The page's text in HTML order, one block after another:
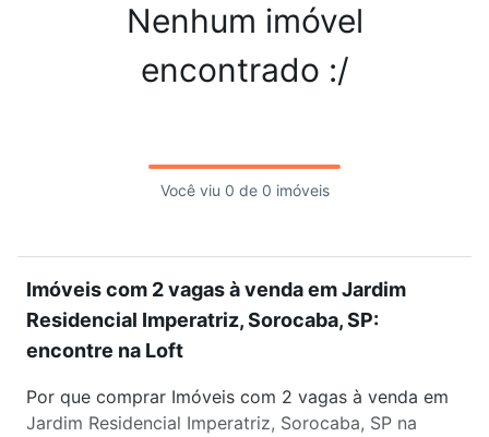
Nenhum imóvel
encontrado :/
Você viu 0 de 0 imóveis
Imóveis com 2 vagas à venda em Jardim
Residencial Imperatriz, Sorocaba, SP:
encontre na Loft
Por que comprar Imóveis com 2 vagas à venda em
Jardim Residencial Imperatriz, Sorocaba, SP na